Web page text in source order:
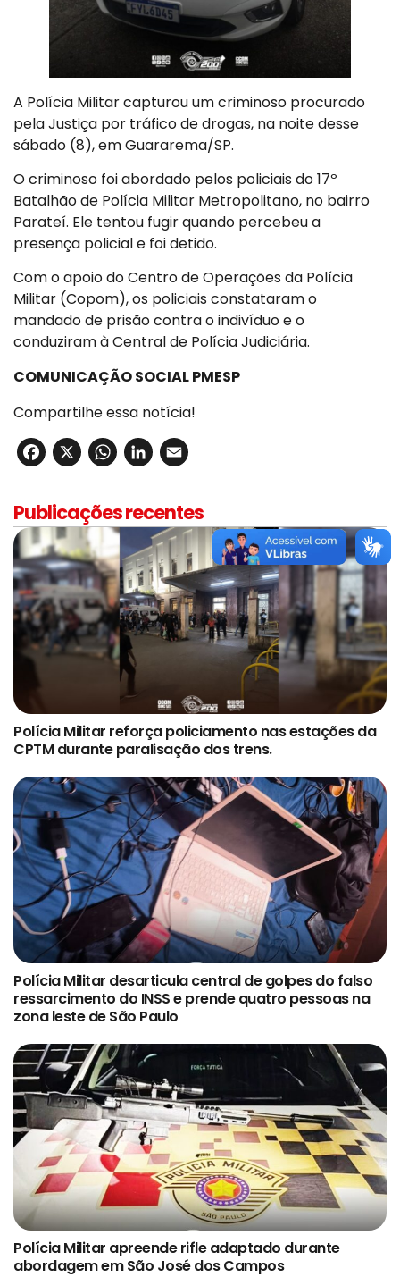
A Polícia Militar capturou um criminoso procurado
pela Justiça por tráfico de drogas, na noite desse
sábado (8), em Guararema/SP.
O criminoso foi abordado pelos policiais do 17º
Batalhão de Polícia Militar Metropolitano, no bairro
Parateí. Ele tentou fugir quando percebeu a
presença policial e foi detido.
Com o apoio do Centro de Operações da Polícia
Militar (Copom), os policiais constataram o
mandado de prisão contra o indivíduo e o
conduziram à Central de Polícia Judiciária.
COMUNICAÇÃO SOCIAL PMESP
Compartilhe essa notícia!
Facebook
X WhatsApp
LinkedIn
Publicações recentes
Polícia Militar reforça policiamento nas estações da
CPTM durante paralisação dos trens.
Polícia Militar desarticula central de golpes do falso
ressarcimento do INSS e prende quatro pessoas na
zona leste de São Paulo
Polícia Militar apreende rifle adaptado durante
abordagem em São José dos Campos